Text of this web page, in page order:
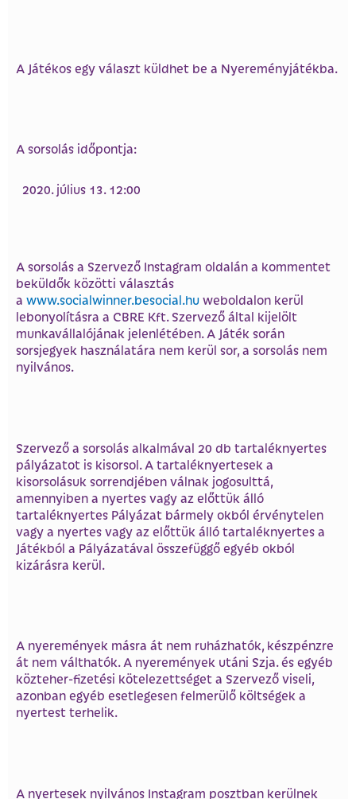
A Játékos egy választ küldhet be a Nyereményjátékba.
A sorsolás időpontja:
július 13. 12:00
A sorsolás a Szervező Instagram oldalán a kommentet
beküldők közötti választás
a www.socialwinner.besocial.hu weboldalon kerül
lebonyolításra a CBRE Kft. Szervező által kijelölt
munkavállalójának jelenlétében. A Játék során
sorsjegyek használatára nem kerül sor, a sorsolás nem
nyilvános.
Szervező a sorsolás alkalmával 20 db tartaléknyertes
pályázatot is kisorsol. A tartaléknyertesek a
kisorsolásuk sorrendjében válnak jogosulttá,
amennyiben a nyertes vagy az előttük álló
tartaléknyertes Pályázat bármely okból érvénytelen
vagy a nyertes vagy az előttük álló tartaléknyertes a
Játékból a Pályázatával összefüggő egyéb okból
kizárásra kerül.
A nyeremények másra át nem ruházhatók, készpénzre
át nem válthatók. A nyeremények utáni Szja. és egyéb
közteher-fizetési kötelezettséget a Szervező viseli,
azonban egyéb esetlegesen felmerülő költségek a
nyertest terhelik.
A nyertesek nyilvános Instagram posztban kerülnek